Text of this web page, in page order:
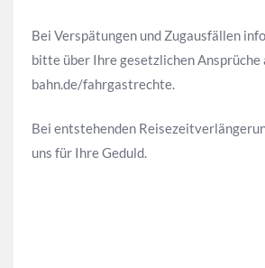
Bei Verspätungen und Zugausfällen
bitte über Ihre gesetzlichen Ansprüche
bahn.de/fahrgastrechte.
Bei entstehenden
uns für Ihre Geduld.